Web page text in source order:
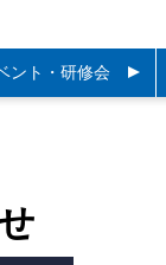
ント・研修会